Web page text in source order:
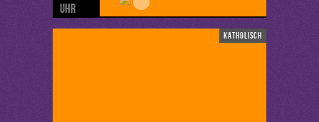
Uhr
katholisch